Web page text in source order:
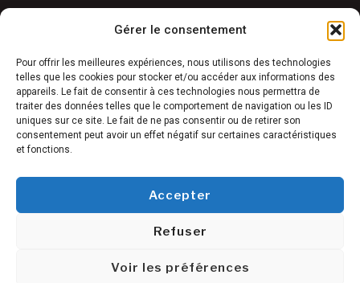
Gérer le consentement
Pour offrir les meilleures expériences, nous utilisons des technologies
telles que les cookies pour stocker et/ou accéder aux informations des
appareils. Le fait de consentir à ces technologies nous permettra de
traiter des données telles que le comportement de navigation ou les ID
uniques sur ce site. Le fait de ne pas consentir ou de retirer son
consentement peut avoir un effet négatif sur certaines caractéristiques
et fonctions.
Accepter
Refuser
Voir les préférences
Garantie & SAV
Déstockage
Réalisations
FAQ
Blog
Contact
Conditions générales de vente